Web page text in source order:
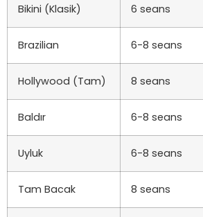
Bikini (Klasik) 6 seans
Brazilian 6-8 seans
Hollywood (Tam) 8 seans
Baldır 6-8 seans
Uyluk 6-8 seans
Tam Bacak 8 seans